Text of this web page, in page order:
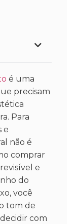
é uma
precisam
Para
e
não é
comprar
e
do
você
tom de
com